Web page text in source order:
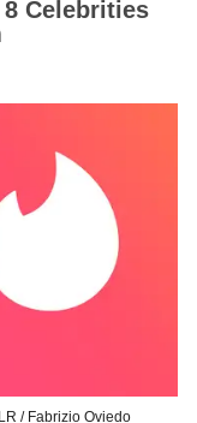
/ Fabrizio Oviedo